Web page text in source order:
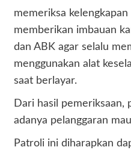
memeriksa
memberikan imbauan
dan ABK agar selalu
menggunakan alat
saat berlayar.
Dari hasil pemeriksaan,
adanya pelanggaran
Patroli ini diharapkan